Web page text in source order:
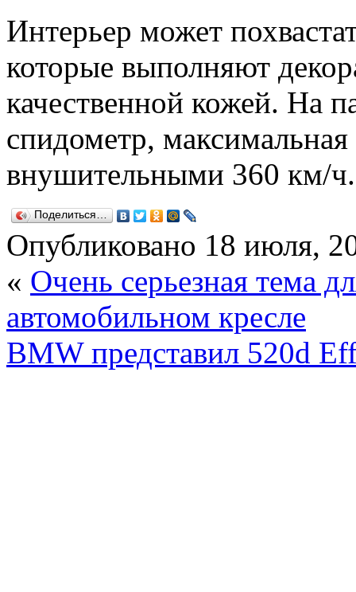
Интерьер может
которые выполняют
качественной кожей. На
спидометр, максимальная
внушительными 360 км/ч.
Поделиться…
Опубликовано 18 июля,
« Очень серьезная тема
автомобильном кресле
BMW представил 520d